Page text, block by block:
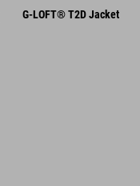
XL
G-LOFT® T2D Jacket